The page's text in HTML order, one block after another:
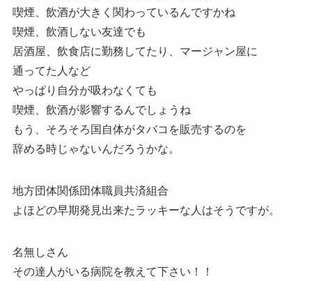
喫煙、飲酒が大きく関わっているんですかね
喫煙、飲酒しない友達でも
居酒屋、飲食店に勤務してたり、マージャン屋に
通ってた人など
やっぱり自分が吸わなくても
喫煙、飲酒が影響するんでしょうね
もう、そろそろ国自体がタバコを販売するのを
辞める時じゃないんだろうかな。
地方団体関係団体職員共済組合
よほどの早期発見出来たラッキーな人はそうですが。
名無しさん
その達人がいる病院を教えて下さい！！